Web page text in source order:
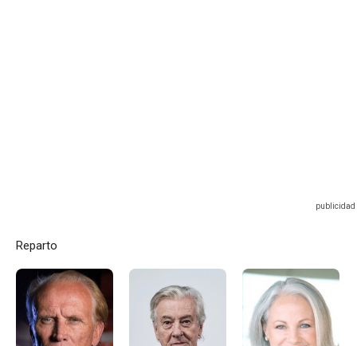
Reparto